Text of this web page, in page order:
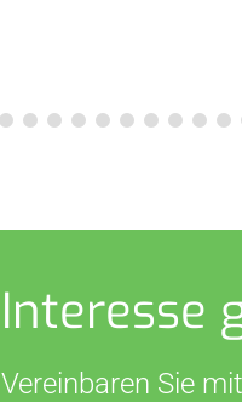
Interesse
Vereinbaren Sie